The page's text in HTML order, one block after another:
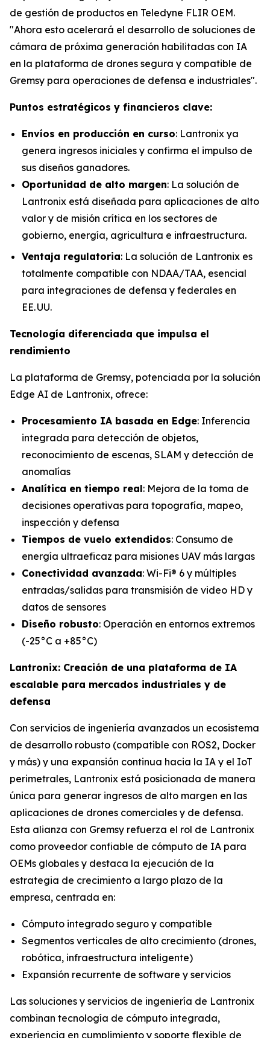
de gestión de productos en Teledyne FLIR OEM.
"Ahora esto acelerará el desarrollo de soluciones de
cámara de próxima generación habilitadas con IA
en la plataforma de drones segura y compatible de
Gremsy para operaciones de defensa e industriales".
Puntos estratégicos y financieros clave:
Envíos en producción en curso: Lantronix ya
genera ingresos iniciales y confirma el impulso de
sus diseños ganadores.
Oportunidad de alto margen: La solución de
Lantronix está diseñada para aplicaciones de alto
valor y de misión crítica en los sectores de
gobierno, energía, agricultura e infraestructura.
Ventaja regulatoria: La solución de Lantronix es
totalmente compatible con NDAA/TAA, esencial
para integraciones de defensa y federales en
EE. UU.
Tecnología diferenciada que impulsa el
rendimiento
La plataforma de Gremsy, potenciada por la solución
Edge AI de Lantronix, ofrece:
Procesamiento IA basada en Edge: Inferencia
integrada para detección de objetos,
reconocimiento de escenas, SLAM y detección de
anomalías
Analítica en tiempo real: Mejora de la toma de
decisiones operativas para topografía, mapeo,
inspección y defensa
Tiempos de vuelo extendidos: Consumo de
energía ultraeficaz para misiones UAV más largas
Conectividad avanzada: Wi-Fi® 6 y múltiples
entradas/salidas para transmisión de video HD y
datos de sensores
Diseño robusto: Operación en entornos extremos
(-25°C a +85°C)
Lantronix: Creación de una plataforma de IA
escalable para mercados industriales y de
defensa
Con servicios de ingeniería avanzados un ecosistema
de desarrollo robusto (compatible con ROS2, Docker
y más) y una expansión continua hacia la IA y el IoT
perimetrales, Lantronix está posicionada de manera
única para generar ingresos de alto margen en las
aplicaciones de drones comerciales y de defensa.
Esta alianza con Gremsy refuerza el rol de Lantronix
como proveedor confiable de cómputo de IA para
OEMs globales y destaca la ejecución de la
estrategia de crecimiento a largo plazo de la
empresa, centrada en:
Cómputo integrado seguro y compatible
Segmentos verticales de alto crecimiento (drones,
robótica, infraestructura inteligente)
Expansión recurrente de software y servicios
Las soluciones y servicios de ingeniería de Lantronix
combinan tecnología de cómputo integrada,
experiencia en cumplimiento y soporte flexible de